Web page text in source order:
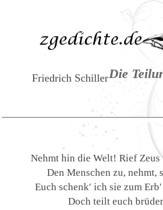
Die
Friedrich Schiller
Nehmt hin die Welt! Rief Zeus
Den Menschen zu, nehmt,
Euch schenk′ ich sie zum
Doch teilt euch